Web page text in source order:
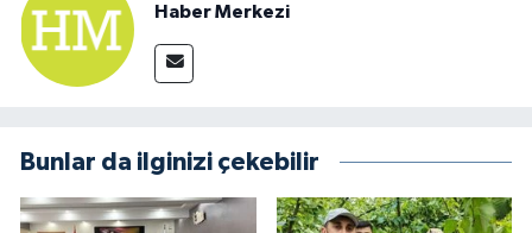
Haber Merkezi
Bunlar da ilginizi çekebilir